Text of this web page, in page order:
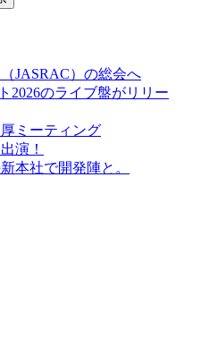
JASRAC）の総会へ
2026のライブ盤がリリー
ミーティング
演！
本社で開発陣と。